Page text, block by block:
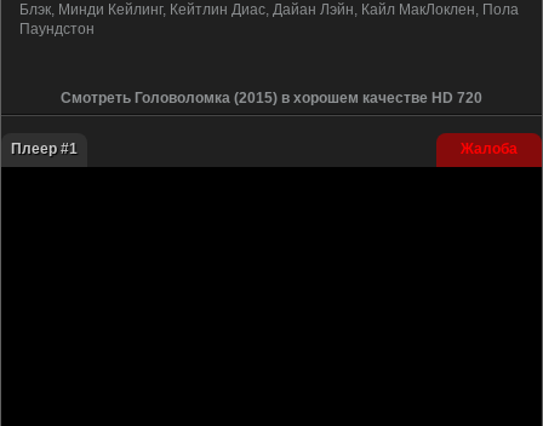
Блэк, Минди Кейлинг, Кейтлин Диас, Дайан Лэйн, Кайл МакЛоклен, Пола
Паундстон
Смотреть Головоломка (2015) в хорошем качестве HD 720
Плеер #1 Жалоба